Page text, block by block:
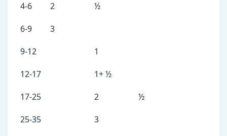
4-6 2 ½
6-9 3
9-12 1
12-17 1+ ½
17-25 2 ½
25-35 3